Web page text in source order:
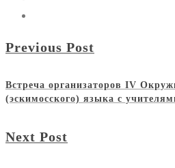
Previous Post
Встреча организаторов IV
(эскимосского) языка с
Next Post